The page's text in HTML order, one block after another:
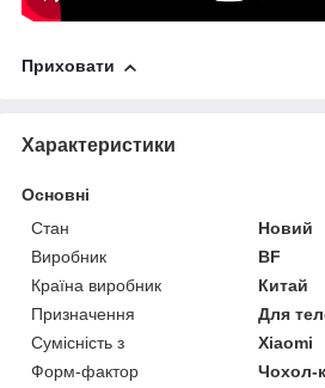
Приховати
Характеристики
Основні
Стан
Новий
Виробник
BF
Країна виробник
Китай
Призначення
Для
Сумісність з
Xiaomi
Форм-фактор
Чохол-